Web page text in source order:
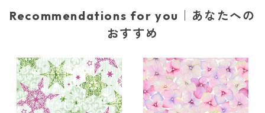
Recommendations for you｜あなたへの
おすすめ